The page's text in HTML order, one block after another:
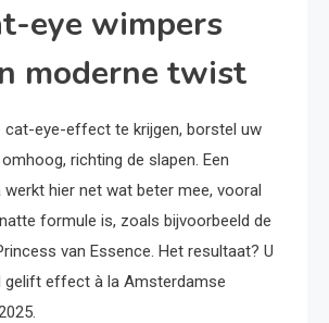
eye wimpers
moderne twist
cat-eye-effect te krijgen, borstel uw
richting de slapen. Een
hier net wat beter mee, vooral
formule is, zoals bijvoorbeeld de
van Essence. Het resultaat? U
gelift effect à la Amsterdamse